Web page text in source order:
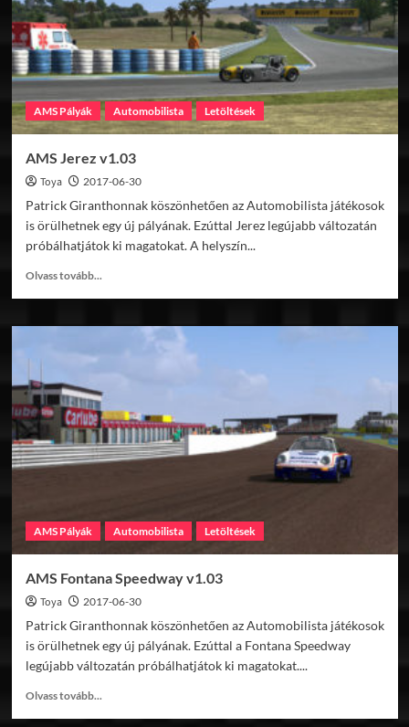
Street
v1.14
AMS Pályák Automobilista Letöltések
AMS Jerez v1.03
Toya 2017-06-30
Patrick Giranthonnak köszönhetően az Automobilista játékosok
is örülhetnek egy új pályának. Ezúttal Jerez legújabb változatán
próbálhatjátok ki magatokat. A helyszín...
Olvass tovább...
AMS
AMS Pályák Automobilista Letöltések
AMS Fontana Speedway v1.03
Toya 2017-06-30
Patrick Giranthonnak köszönhetően az Automobilista játékosok
is örülhetnek egy új pályának. Ezúttal a Fontana Speedway
legújabb változatán próbálhatjátok ki magatokat....
Olvass tovább...